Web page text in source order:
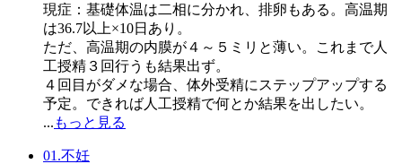
現症：基礎体温は二相に分かれ、排卵もある。高温期
は36.7以上×10日あり。
ただ、高温期の内膜が４～５ミリと薄い。これまで人
工授精３回行うも結果出ず。
４回目がダメな場合、体外受精にステップアップする
予定。できれば人工授精で何とか結果を出したい。
... もっと見る
01.不妊